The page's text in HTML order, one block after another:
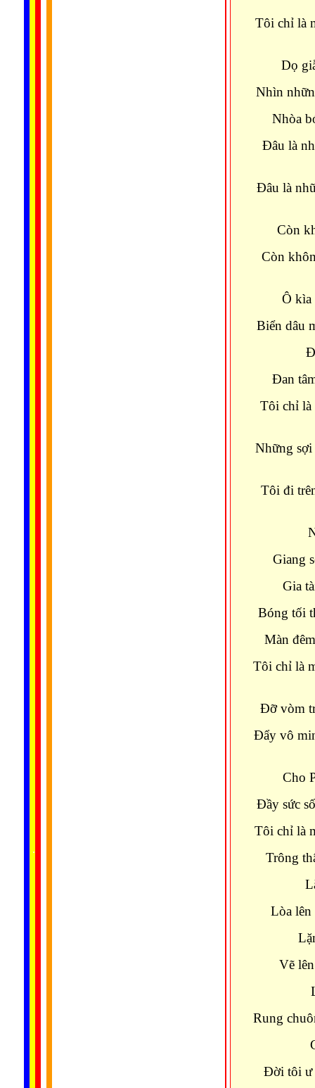
.
Tôi chỉ là
Dọ
Nhìn
Nhòa
Đâu là
Đâu là
Còn
Còn
Ô kìa
Biển dâu
Đan
Tôi chỉ là
Những sợi
Tôi đi
Giang
Gia
Bóng tối
Màn
Tôi chỉ là
Đỡ vòm
Đẩy vô
Cho
Đầy sức
Tôi chỉ là
Trông
Lòa lên
Vẽ
Rung
Đời tôi ư